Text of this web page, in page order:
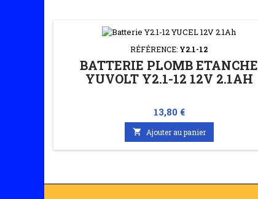
RÉFÉRENCE: Y2.1-12
BATTERIE PLOMB ETANCHE
YUVOLT Y2.1-12 12V 2.1AH
Prix
13,80 €
 Ajouter au panier